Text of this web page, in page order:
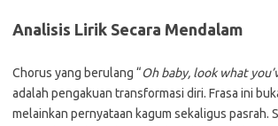
Analisis Lirik Secara Mendalam
Chorus yang berulang “Oh baby, look what
adalah pengakuan transformasi diri. Frasa ini
melainkan pernyataan kagum sekaligus pasrah.